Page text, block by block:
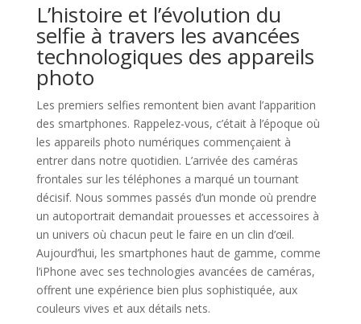
L’histoire et l’évolution du
selfie à travers les avancées
technologiques des appareils
photo
Les premiers selfies remontent bien avant l’apparition
des smartphones. Rappelez-vous, c’était à l’époque où
les appareils photo numériques commençaient à
entrer dans notre quotidien. L’arrivée des caméras
frontales sur les téléphones a marqué un tournant
décisif. Nous sommes passés d’un monde où prendre
un autoportrait demandait prouesses et accessoires à
un univers où chacun peut le faire en un clin d’œil.
Aujourd’hui, les smartphones haut de gamme, comme
l’iPhone avec ses technologies avancées de caméras,
offrent une expérience bien plus sophistiquée, aux
couleurs vives et aux détails nets.